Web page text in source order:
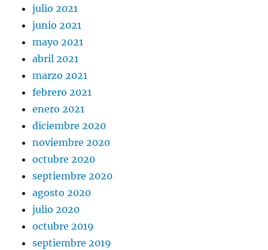
julio 2021
junio 2021
mayo 2021
abril 2021
marzo 2021
febrero 2021
enero 2021
diciembre 2020
noviembre 2020
octubre 2020
septiembre 2020
agosto 2020
julio 2020
octubre 2019
septiembre 2019